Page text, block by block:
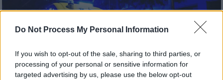
Do Not Process My Personal Information
If you wish to opt-out of the sale, sharing to third parties, or
processing of your personal or sensitive information for
targeted advertising by us, please use the below opt-out